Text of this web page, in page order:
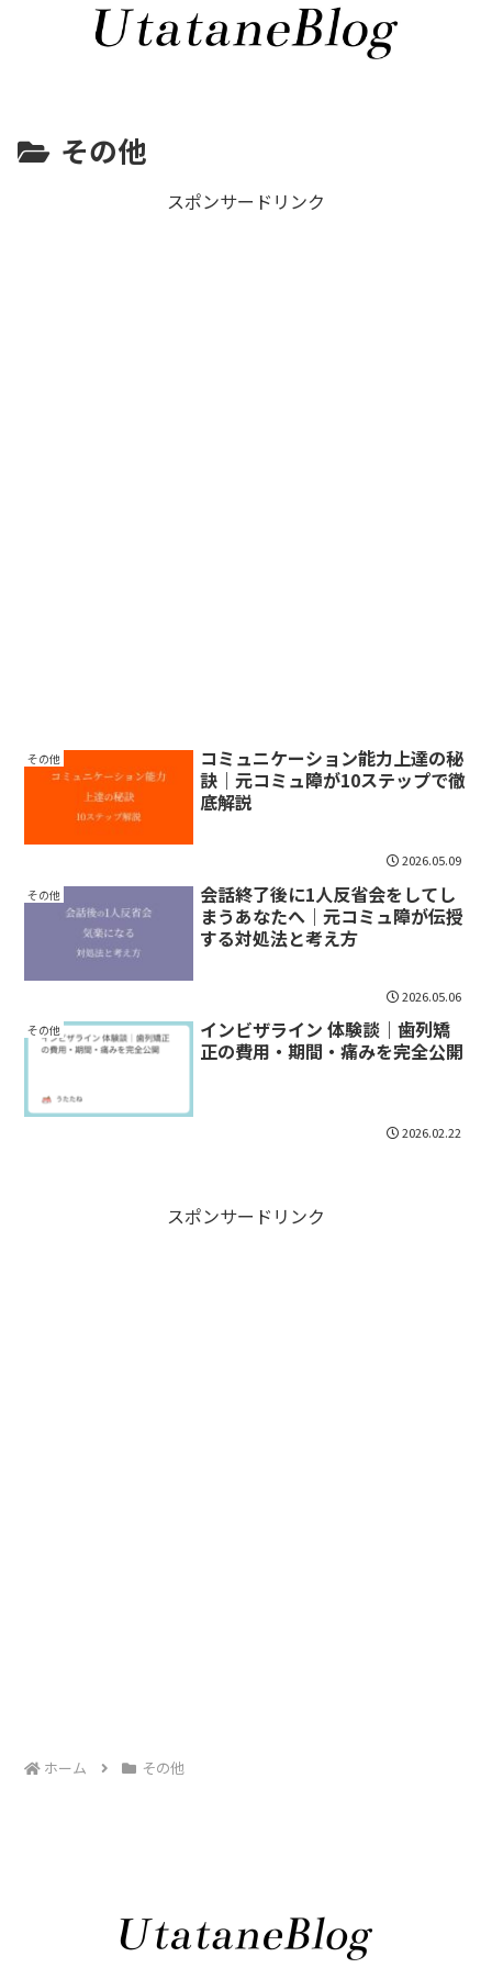
その他
スポンサードリンク
その他
コミュニケーション能力上達の秘
訣｜元コミュ障が10ステップで徹
底解説
2026.05.09
その他
会話終了後に1人反省会をしてし
まうあなたへ｜元コミュ障が伝授
する対処法と考え方
2026.05.06
その他
インビザライン 体験談｜歯列矯
正の費用・期間・痛みを完全公開
2026.02.22
スポンサードリンク
ホーム その他